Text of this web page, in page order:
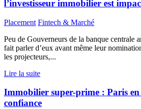
l’investisseur immobilier est
Placement Fintech & Marché
Peu de Gouverneurs de la banque centrale
fait parler d’eux avant même leur
les projecteurs,...
Lire la suite
Immobilier super-prime : Paris en
confiance